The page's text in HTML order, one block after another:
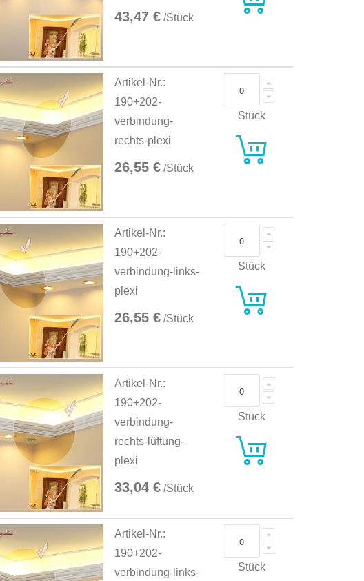
43,47 € /Stück
Artikel-Nr.:
190+202-
verbindung-
rechts-plexi
26,55 € /Stück
Stück
Artikel-Nr.:
190+202-
verbindung-links-
plexi
26,55 € /Stück
Stück
Artikel-Nr.:
190+202-
verbindung-
rechts-lüftung-
plexi
33,04 € /Stück
Stück
Artikel-Nr.:
190+202-
verbindung-links-
Stück